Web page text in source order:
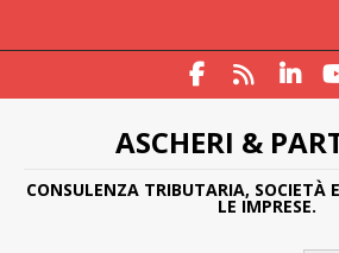
ASCHERI &
CONSULENZA TRIBUTARIA, SOCIETÀ
LE IMPRESE.